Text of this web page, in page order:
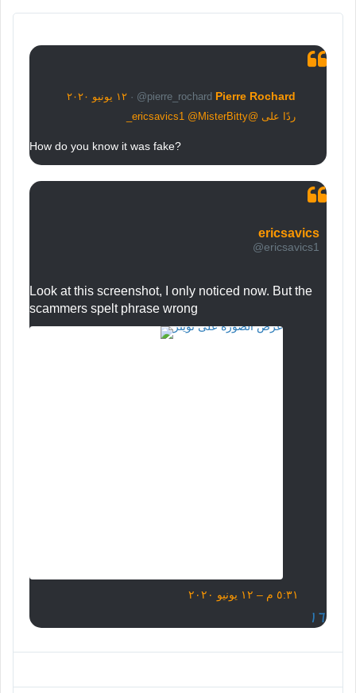
Pierre Rochard
@pierre_rochard
· ١٢ يونيو ٢٠٢٠
ردًا على @ericsavics1 @MisterBitty_
How do you know it was fake?
ericsavics
@ericsavics1
Look at this screenshot, I only noticed now. But the
scammers spelt phrase wrong
١٦
٥:٣١ م – ١٢ يونيو ٢٠٢٠
ل
م